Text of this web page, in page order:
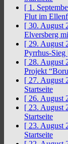
[ 1.
Flut im
[ 30. August
Elversberg
[ 29. August
Pyrrhus-Sieg
[ 28. August
Projekt
[ 27. August
Startseite
[ 26. August
[ 23. August
Startseite
[ 23. August
Startseite